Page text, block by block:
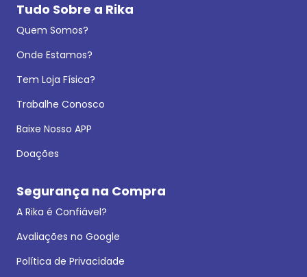
Tudo Sobre a Rika
Quem Somos?
Onde Estamos?
Tem Loja Física?
Trabalhe Conosco
Baixe Nosso APP
Doações
Segurança na Compra
A Rika é Confiável?
Avaliações no Google
Política de Privacidade